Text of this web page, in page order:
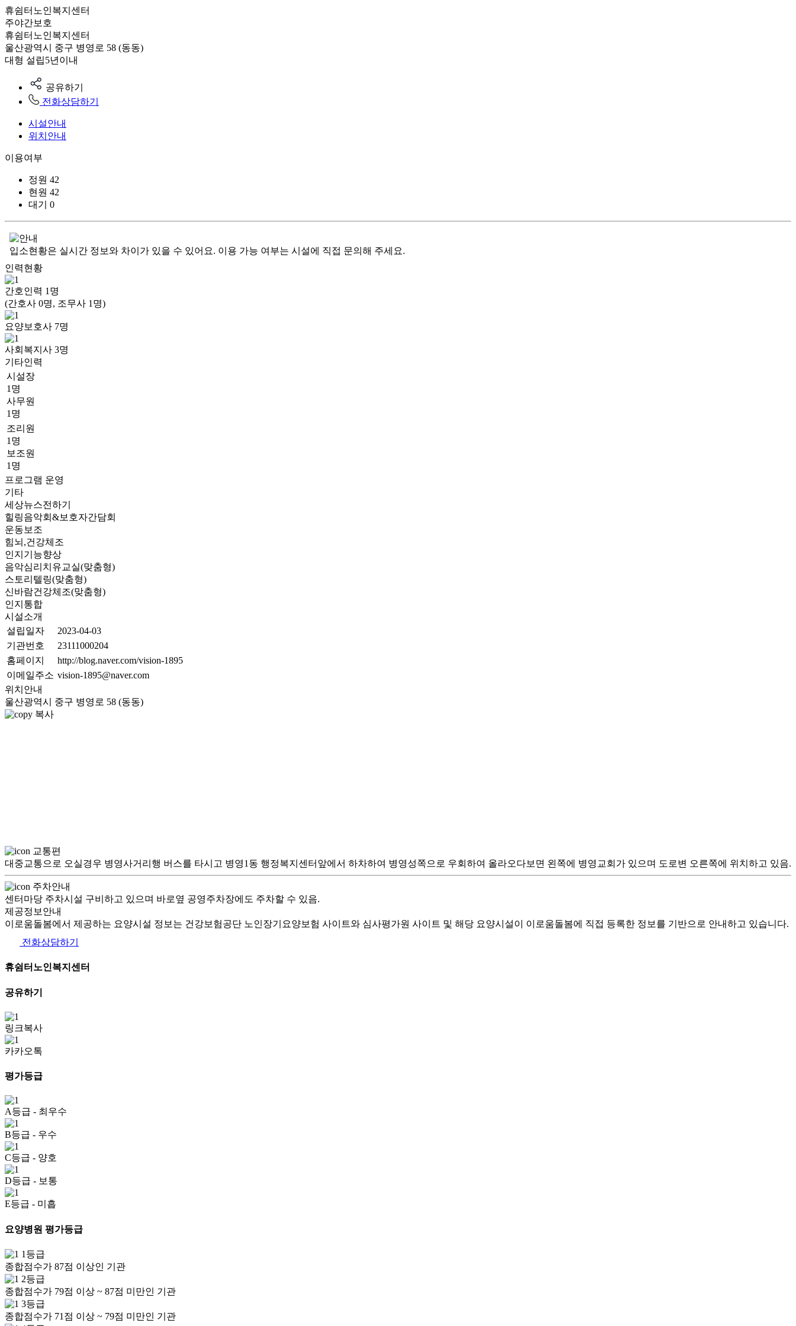
휴쉼터노인복지센터
주야간보호
휴쉼터노인복지센터
울산광역시 중구 병영로 58 (동동)
대형 설립5년이내
공유하기
전화상담하기
시설안내
위치안내
이용여부
정원 42
현원 42
대기
0
입소현황은 실시간 정보와 차이가 있을 수 있어요. 이용 가능 여부는 시설에 직접 문의해 주세요.
인력현황
간호인력 1 명
(간호사 0명, 조무사 1명)
요양보호사 7명
사회복지사 3명
기타인력
시설장
1명
사무원
1명
조리원
1명
보조원
1명
프로그램 운영
기타
세상뉴스전하기
힐링음악회&보호자간담회
운동보조
힘뇌,건강체조
인지기능향상
음악심리치유교실(맞춤형)
스토리텔링(맞춤형)
신바람건강체조(맞춤형)
인지통합
시설소개
설립일자
2023-04-03
기관번호
23111000204
홈페이지
http://blog.naver.com/vision-1895
이메일주소 vision-1895@naver.com
위치안내
울산광역시 중구 병영로 58 (동동)
복사
교통편
대중교통으로 오실경우 병영사거리행 버스를 타시고 병영1동 행정복지센터앞에서 하차하여 병영성쪽으로 우회하여 올라오다보면 왼쪽에 병영교회가 있으며 도로변 오른쪽에 위치하고 있음.
주차안내
센터마당 주차시설 구비하고 있으며 바로옆 공영주차장에도 주차할 수 있음.
제공정보안내
이로움돌봄에서 제공하는 요양시설 정보는 건강보험공단 노인장기요양보험 사이트와 심사평가원 사이트 및 해당 요양시설이 이로움돌봄에 직접 등록한 정보를 기반으로 안내하고 있습니다.
전화상담하기
휴쉼터노인복지센터
공유하기
링크복사
카카오톡
평가등급
A등급 - 최우수
B등급 - 우수
C등급 - 양호
D등급 - 보통
E등급 - 미흡
요양병원 평가등급
1등급
종합점수가 87점 이상인 기관
2등급
종합점수가 79점 이상 ~ 87점 미만인 기관
3등급
종합점수가 71점 이상 ~ 79점 미만인 기관